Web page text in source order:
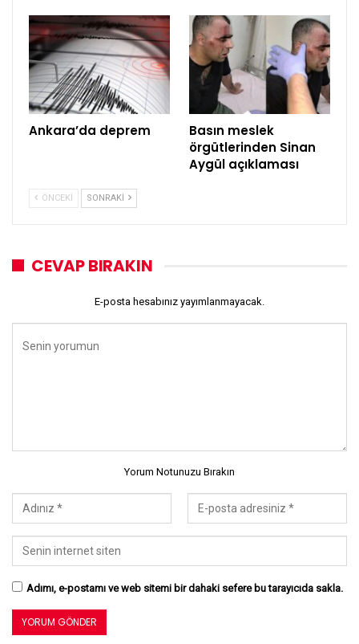
Ankara’da deprem
Basın meslek
örgütlerinden Sinan
Aygül açıklaması
ÖNCEKI SONRAKI
CEVAP BIRAKIN
E-posta hesabınız yayımlanmayacak.
Yorum Notunuzu Bırakın
Adımı, e-postamı ve web sitemi bir dahaki sefere bu tarayıcıda sakla.